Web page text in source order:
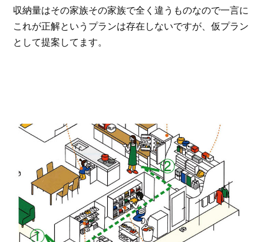
収納量はその家族その家族で全く違うものなので一言に
これが正解というプランは存在しないですが、仮プラン
として提案してます。